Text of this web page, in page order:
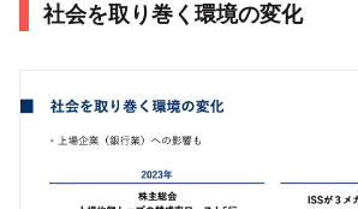
社会を取り巻く環境の変化